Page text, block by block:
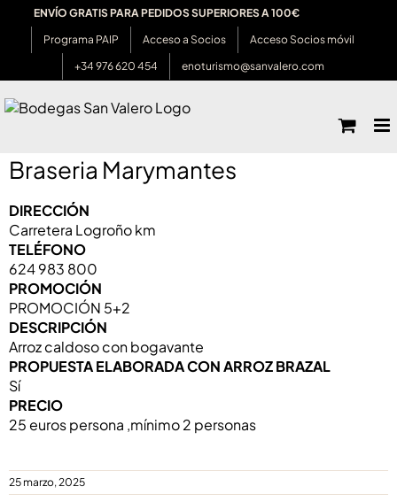
Saltar
contenido
ENVÍO GRATIS PARA PEDIDOS SUPERIORES A 100€
Programa PAIP
Acceso a Socios
Acceso Socios móvil
+34 976 620 454
enoturismo@sanvalero.com
Braseria Marymantes
DIRECCIÓN
Carretera Logroño km
TELÉFONO
624 983 800
PROMOCIÓN
PROMOCIÓN 5+2
DESCRIPCIÓN
Arroz caldoso con bogavante
PROPUESTA ELABORADA CON ARROZ BRAZAL
Sí
PRECIO
25 euros persona ,mínimo 2 personas
25 marzo, 2025